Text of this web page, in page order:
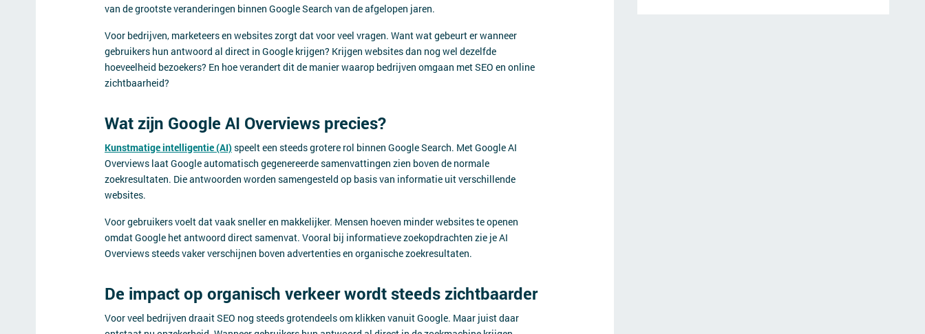
van de grootste veranderingen binnen Google Search van de afgelopen jaren.
Voor bedrijven, marketeers en websites zorgt dat voor veel vragen. Want wat gebeurt er wanneer
gebruikers hun antwoord al direct in Google krijgen? Krijgen websites dan nog wel dezelfde
hoeveelheid bezoekers? En hoe verandert dit de manier waarop bedrijven omgaan met SEO en online
zichtbaarheid?
Wat zijn Google AI Overviews precies?
Kunstmatige intelligentie (AI) speelt een steeds grotere rol binnen Google Search. Met Google AI
Overviews laat Google automatisch gegenereerde samenvattingen zien boven de normale
zoekresultaten. Die antwoorden worden samengesteld op basis van informatie uit verschillende
websites.
Voor gebruikers voelt dat vaak sneller en makkelijker. Mensen hoeven minder websites te openen
omdat Google het antwoord direct samenvat. Vooral bij informatieve zoekopdrachten zie je AI
Overviews steeds vaker verschijnen boven advertenties en organische zoekresultaten.
De impact op organisch verkeer wordt steeds zichtbaarder
Voor veel bedrijven draait SEO nog steeds grotendeels om klikken vanuit Google. Maar juist daar